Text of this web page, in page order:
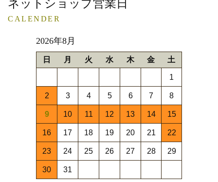
ネットショップ営業日
CALENDER
2026年8月
日 月 火 水 木 金 土
1
2 3 4 5 6 7 8
9 10 11 12 13 14 15
16 17 18 19 20 21 22
23 24 25 26 27 28 29
30 31